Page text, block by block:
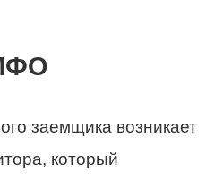
заемщика возникает
который